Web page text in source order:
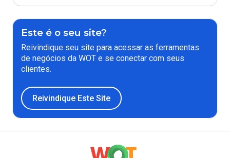
Este é o seu site?
Reivindique seu site para acessar as ferramentas
de negócios da WOT e se conectar com seus
clientes.
Reivindique Este Site